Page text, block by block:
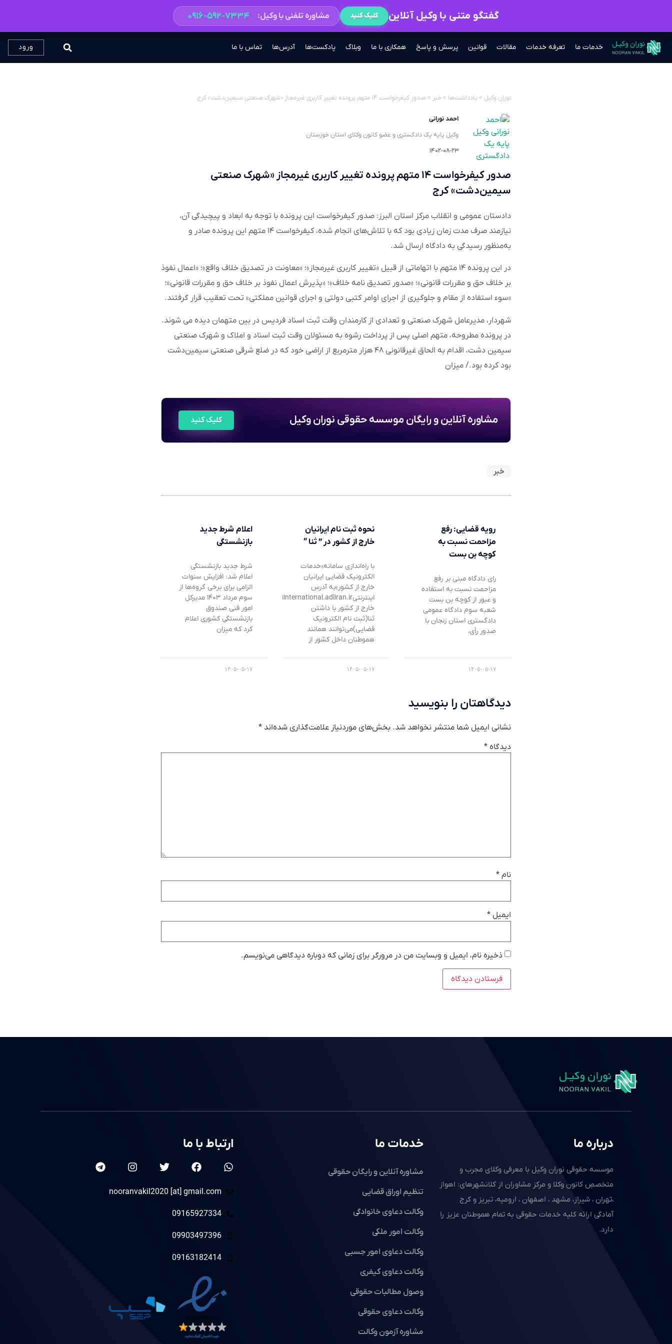
گفتگو متنی با وکیل آنلاین کلیک کنید مشاوره تلفنی با وکیل: ۰۹۱۶-۵۹۲-۷۳۳۴
خدمات ما تعرفه خدمات مقالات قوانین پرسش و پاسخ همکاری با ما وبلاگ پادکست‌ها آدرس‌ها تماس با ما ورود
نوران وکیل > یادداشت‌ها > خبر > صدور کیفرخواست ۱۴ متهم پرونده تغییر کاربری غیرمجاز «شهرک صنعتی سیمین‌دشت» کرج
احمد نورانی
وکیل پایه یک دادگستری و عضو کانون وکلای استان خوزستان
۱۴۰۲-۰۸-۲۳
صدور کیفرخواست ۱۴ متهم پرونده تغییر کاربری غیرمجاز «شهرک صنعتی
سیمین‌دشت» کرج
دادستان عمومی و انقلاب مرکز استان البرز: صدور کیفرخواست این پرونده با توجه به ابعاد و پیچیدگی آن،
نیازمند صرف مدت زمان زیادی بود که با تلاش‌های انجام شده، کیفرخواست ۱۴ متهم این پرونده صادر و
به‌منظور رسیدگی به دادگاه ارسال شد.
در این پرونده ۱۴ متهم با اتهاماتی از قبیل «تغییر کاربری غیرمجاز»؛ «معاونت در تصدیق خلاف واقع»؛ «اعمال نفوذ
بر خلاف حق و مقررات قانونی»؛ «صدور تصدیق نامه خلاف»؛ «پذیرش اعمال نفوذ بر خلاف حق و مقررات قانونی»؛
«سوء استفاده از مقام و جلوگیری از اجرای اوامر کتبی دولتی و اجرای قوانین مملکتی» تحت تعقیب قرار گرفتند.
شهردار، مدیرعامل شهرک صنعتی و تعدادی از کارمندان وقت ثبت اسناد فردیس در بین متهمان دیده می شوند.
در پرونده مطروحه، متهم اصلی پس از پرداخت رشوه به مسئولان وقت ثبت اسناد و املاک و شهرک صنعتی
سیمین دشت، اقدام به الحاق غیرقانونی ۴۸ هزار مترمربع از اراضی خود که در ضلع شرقی صنعتی سیمین‌دشت
بود کرده بود./ میزان
مشاوره آنلاین و رایگان موسسه حقوقی نوران وکیل کلیک کنید
خبر
رویه قضایی: رفع
مزاحمت نسبت به
کوچه بن بست
رای دادگاه مبنی بر رفع
مزاحمت نسبت به استفاده
و عبور از کوچه بن بست
شعبه سوم دادگاه عمومی
دادگستری استان زنجان با
صدور رأی،
۱۴۰۵-۰۵-۱۷
نحوه ثبت نام ایرانیان
خارج از کشور در ” ثنا “
با راه‌اندازی سامانه«خدمات
الکترونیک قضایی ایرانیان
خارج از کشور»به آدرس
اینترنتیinternational.adliran.irایرانیان
خارج از کشور با داشتن
ثنا(ثبت نام الکترونیک
قضایی)می‌توانند همانند
هموطنان داخل کشور از
۱۴۰۵-۰۵-۱۷
اعلام شرط جدید
بازنشستگی
شرط جدید بازنشستگی
اعلام شد: افزایش سنوات
الزامی برای برخی گروه‌ها از
سوم مرداد ۱۴۰۳ مدیرکل
امور فنی صندوق
بازنشستگی کشوری اعلام
کرد که میزان
۱۴۰۵-۰۵-۱۷
دیدگاهتان را بنویسید
نشانی ایمیل شما منتشر نخواهد شد. بخش‌های موردنیاز علامت‌گذاری شده‌اند *
دیدگاه *
نام *
ایمیل *
ذخیره نام، ایمیل و وبسایت من در مرورگر برای زمانی که دوباره دیدگاهی می‌نویسم.
درباره ما
موسسه حقوقی نوران وکیل با معرفی وکلای مجرب و
متخصصِ کانون وکلا و مرکز مشاوران از کلانشهرهای: اهواز
،تهران ، شیراز، مشهد ، اصفهان ، ارومیه، تبریز و کرج
آمادگی ارائه کلیه خدمات حقوقی به تمام هموطنان عزیز را
دارد.
خدمات ما
مشاوره آنلاین و رایگان حقوقی
تنظیم اوراق قضایی
وکالت دعاوی خانوادگی
وکالت امور ملکی
وکالت دعاوی امور حِسبی
وکالت دعاوی کیفری
وصول مطالبات حقوقی
وکالت دعاوی حقوقی
مشاوره آزمون وکالت
ارتباط با ما
nooranvakil2020 [at] gmail.com
09165927334
09903497396
09163182414